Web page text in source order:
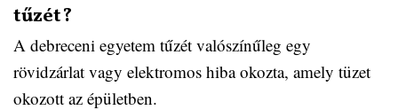
tűzét?
A debreceni egyetem tűzét valószínűleg egy
rövidzárlat vagy elektromos hiba okozta, amely tüzet
okozott az épületben.